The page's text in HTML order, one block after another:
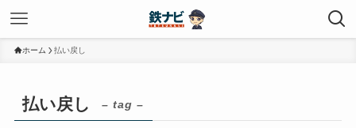
ホーム 払い戻し
払い戻し – tag –